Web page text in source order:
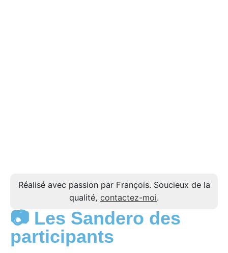
Réalisé avec passion par François. Soucieux de la
qualité, contactez-moi.
📷 Les Sandero des
participants